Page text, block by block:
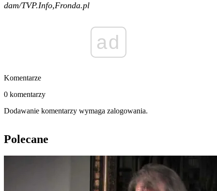
dam/TVP.Info,Fronda.pl
ad
Komentarze
0 komentarzy
Dodawanie komentarzy wymaga zalogowania.
Polecane